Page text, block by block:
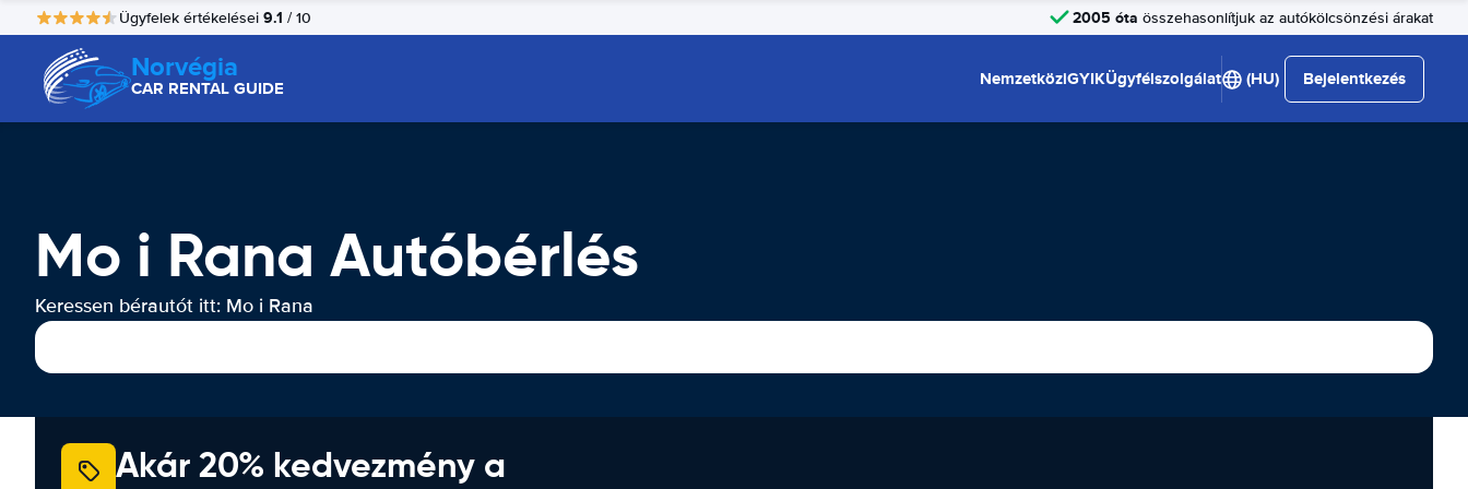
Ügyfelek értékelései 9.1 / 10 2005 óta összehasonlítjuk az autókölcsönzési árakat
Norvégia
CAR RENTAL GUIDE NemzetköziGYIKÜgyfélszolgálat (HU) Bejelentkezés
Mo i Rana Autóbérlés
Keressen bérautót itt: Mo i Rana
Akár 20% kedvezmény a